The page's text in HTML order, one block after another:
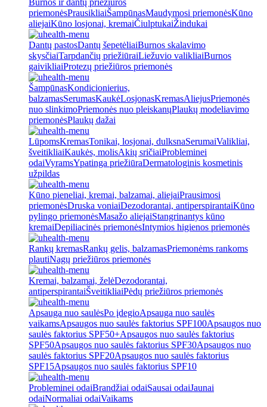
Burnos ir dantų priežiūros
priemonėsPrausikliaiŠampūnasMaudymosi priemonėsKūno
aliejaiKūno losjonai, kremaiČiulptukaiŽindukai
Dantų pastosDantų šepetėliaiBurnos skalavimo
skysčiaiTarpdančių priežiūraiLiežuvio valikliaiBurnos
gaivikliaiProtezų priežiūros priemonės
ŠampūnasKondicionierius,
balzamasSerumasKaukėLosjonasKremasAliejusPriemonės
nuo slinkimoPriemonės nuo pleiskanųPlaukų modeliavimo
priemonėsPlaukų dažai
LūpomsKremasTonikai, losjonai, dulksnaSerumaiValikliai,
šveitikliaiKaukės, molisAkių sričiaiProbleminei
odaiVyramsYpatinga priežiūraDermatologinis kosmetinis
užpildas
Kūno pieneliai, kremai, balzamai, aliejaiPrausimosi
priemonėsDruska voniaiDezodorantai, antiperspirantaiKūno
pylingo priemonėsMasažo aliejaiStangrinantys kūno
kremaiDepiliacinės priemonėsIntymios higienos priemonės
Rankų kremasRankų gelis, balzamasPriemonėms rankoms
plautiNagų priežiūros priemonės
Kremai, balzamai, želėDezodorantai,
antiperspirantaiŠveitikliaiPėdų priežiūros priemonės
Apsauga nuo saulėsPo įdegioApsauga nuo saulės
vaikamsApsaugos nuo saulės faktorius SPF100Apsaugos nuo
saulės faktorius SPF50+Apsaugos nuo saulės faktorius
SPF50Apsaugos nuo saulės faktorius SPF30Apsaugos nuo
saulės faktorius SPF20Apsaugos nuo saulės faktorius
SPF15Apsaugos nuo saulės faktorius SPF10
Probleminei odaiBrandžiai odaiSausai odaiJaunai
odaiNormaliai odaiVaikams